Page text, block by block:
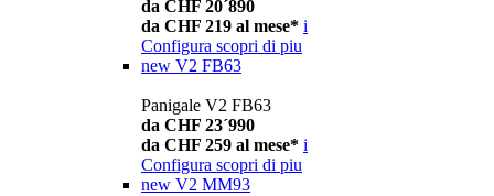
da CHF 20´890
da CHF 219 al mese* i
Configura scopri di piu
new V2 FB63
Panigale V2 FB63
da CHF 23´990
da CHF 259 al mese* i
Configura scopri di piu
new V2 MM93